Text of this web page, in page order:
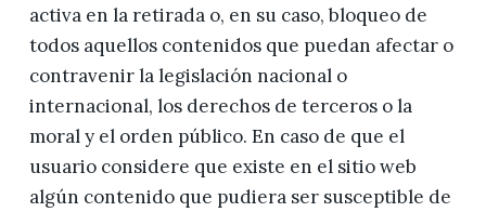
activa en la retirada o, en su caso, bloqueo de
todos aquellos contenidos que puedan afectar o
contravenir la legislación nacional o
internacional, los derechos de terceros o la
moral y el orden público. En caso de que el
usuario considere que existe en el sitio web
algún contenido que pudiera ser susceptible de